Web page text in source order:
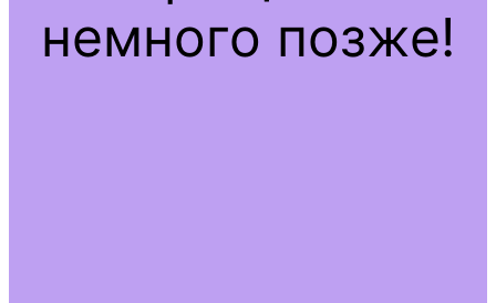
немного позже!